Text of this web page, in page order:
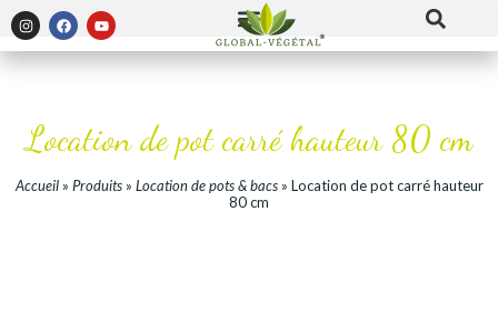
Location de pot carré hauteur 80 cm
Accueil» Produits» Location de pots & bacs» Location de pot carré hauteur
80 cm